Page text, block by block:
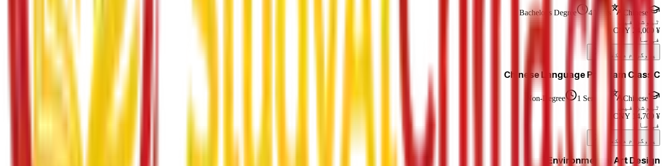
Bachelor's Degree 4 Years
Chinese
ٹیوشن فیس
¥
24,000
فی سال
پروگرام دیکھیں
Chinese Language Program Class C
Non-Degree 1 Semester
Chinese
ٹیوشن فیس
¥
14,700
فی سال
پروگرام دیکھیں
Environmental Art Design